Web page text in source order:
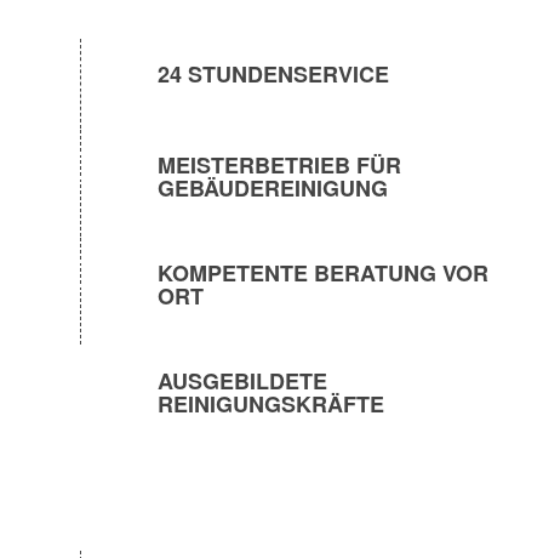
24 STUNDENSERVICE
MEISTERBETRIEB FÜR
GEBÄUDEREINIGUNG
KOMPETENTE BERATUNG VOR
ORT
AUSGEBILDETE
REINIGUNGSKRÄFTE